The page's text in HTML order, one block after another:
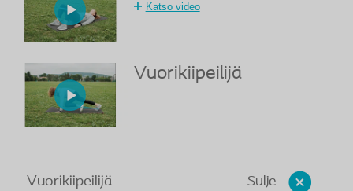
Katso video
Vuorikiipeilijä
Sulje
Vuorikiipeilijä